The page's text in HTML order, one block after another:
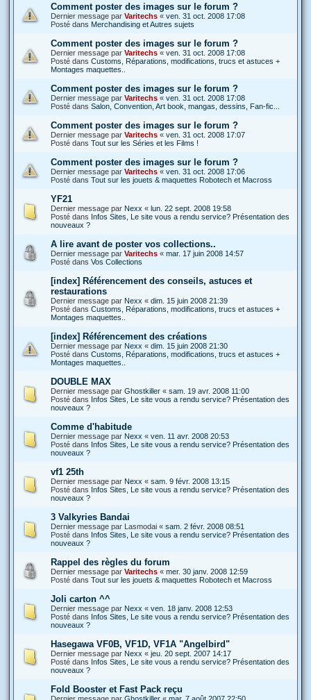
Comment poster des images sur le forum ?
Dernier message par Varitechs « ven. 31 oct. 2008 17:08
Posté dans Merchandising et Autres sujets
Comment poster des images sur le forum ?
Dernier message par Varitechs « ven. 31 oct. 2008 17:08
Posté dans Customs, Réparations, modifications, trucs et astuces +
Montages maquettes..
Comment poster des images sur le forum ?
Dernier message par Varitechs « ven. 31 oct. 2008 17:08
Posté dans Salon, Convention, Art book, mangas, dessins, Fan-fic...
Comment poster des images sur le forum ?
Dernier message par Varitechs « ven. 31 oct. 2008 17:07
Posté dans Tout sur les Séries et les Films !
Comment poster des images sur le forum ?
Dernier message par Varitechs « ven. 31 oct. 2008 17:06
Posté dans Tout sur les jouets & maquettes Robotech et Macross
YF21
Dernier message par Nexx « lun. 22 sept. 2008 19:58
Posté dans Infos Sites, Le site vous a rendu service? Présentation des
nouveaux ?
A lire avant de poster vos collections..
Dernier message par Varitechs « mar. 17 juin 2008 14:57
Posté dans Vos Collections
[index] Référencement des conseils, astuces et
restaurations
Dernier message par Nexx « dim. 15 juin 2008 21:39
Posté dans Customs, Réparations, modifications, trucs et astuces +
Montages maquettes..
[index] Référencement des créations
Dernier message par Nexx « dim. 15 juin 2008 21:30
Posté dans Customs, Réparations, modifications, trucs et astuces +
Montages maquettes..
DOUBLE MAX
Dernier message par Ghostkiller « sam. 19 avr. 2008 11:00
Posté dans Infos Sites, Le site vous a rendu service? Présentation des
nouveaux ?
Comme d'habitude
Dernier message par Nexx « ven. 11 avr. 2008 20:53
Posté dans Infos Sites, Le site vous a rendu service? Présentation des
nouveaux ?
vf1 25th
Dernier message par Nexx « sam. 9 févr. 2008 13:15
Posté dans Infos Sites, Le site vous a rendu service? Présentation des
nouveaux ?
3 Valkyries Bandai
Dernier message par Lasmodai « sam. 2 févr. 2008 08:51
Posté dans Infos Sites, Le site vous a rendu service? Présentation des
nouveaux ?
Rappel des règles du forum
Dernier message par Varitechs « mer. 30 janv. 2008 12:59
Posté dans Tout sur les jouets & maquettes Robotech et Macross
Joli carton ^^
Dernier message par Nexx « ven. 18 janv. 2008 12:53
Posté dans Infos Sites, Le site vous a rendu service? Présentation des
nouveaux ?
Hasegawa VF0B, VF1D, VF1A "Angelbird"
Dernier message par Nexx « jeu. 20 sept. 2007 14:17
Posté dans Infos Sites, Le site vous a rendu service? Présentation des
nouveaux ?
Fold Booster et Fast Pack reçu
Dernier message par Ghostkiller « mar. 7 août 2007 22:50